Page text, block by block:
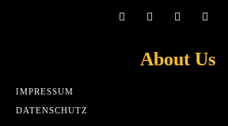
About Us
IMPRESSUM
DATENSCHUTZ